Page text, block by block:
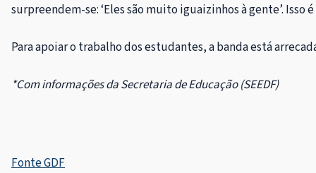
surpreendem-se: ‘Eles são muito iguaizinhos à gente’.
Para apoiar o trabalho dos estudantes, a banda está
*Com informações da Secretaria de Educação (SEEDF)
Fonte GDF